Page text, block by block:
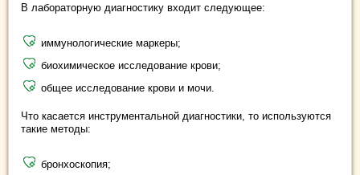
В лабораторную диагностику входит следующее:
иммунологические маркеры;
биохимическое исследование крови;
общее исследование крови и мочи.
Что касается инструментальной диагностики, то используются
такие методы:
бронхоскопия;